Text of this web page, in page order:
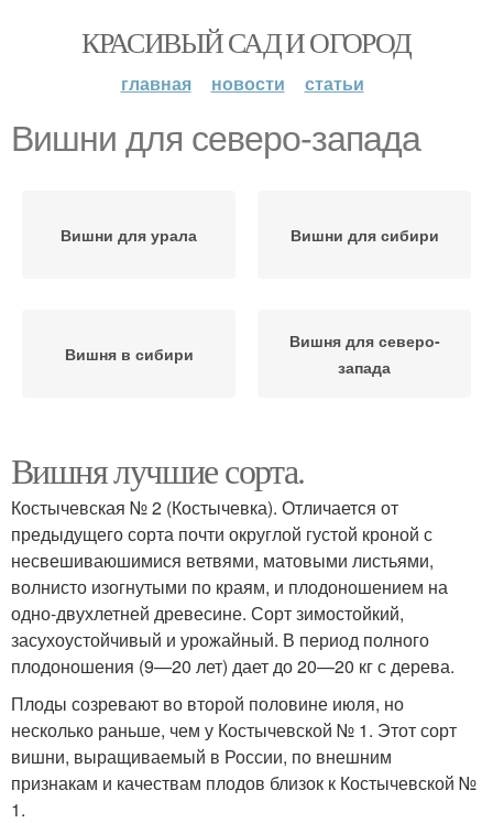
КРАСИВЫЙ САД И ОГОРОД
главная новости статьи
Вишни для северо-запада
Вишни для урала Вишни для сибири
Вишня в сибири
Вишня для северо-
запада
Вишня лучшие сорта.
Костычевская № 2 (Костычевка). Отличается от
предыдущего сорта почти округлой густой кроной с
несвешиваюшимися ветвями, матовыми листьями,
волнисто изогнутыми по краям, и плодоношением на
одно-двухлетней древесине. Сорт зимостойкий,
засухоустойчивый и урожайный. В период полного
плодоношения (9—20 лет) дает до 20—20 кг с дерева.
Плоды созревают во второй половине июля, но
несколько раньше, чем у Костычевской № 1. Этот сорт
вишни, выращиваемый в России, по внешним
признакам и качествам плодов близок к Костычевской №
1.